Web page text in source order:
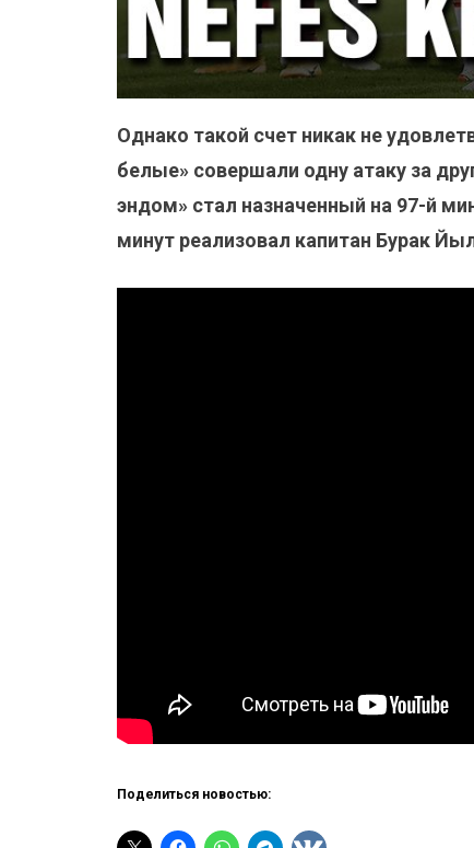
Однако такой счет никак не
белые» совершали одну атаку за
эндом» стал назначенный на 97-й
минут реализовал капитан Бурак
Поделиться новостью: